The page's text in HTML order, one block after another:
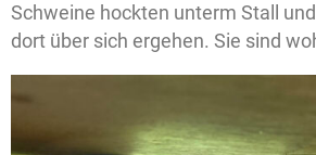
Schweine hockten unterm Stall
dort über sich ergehen. Sie sind